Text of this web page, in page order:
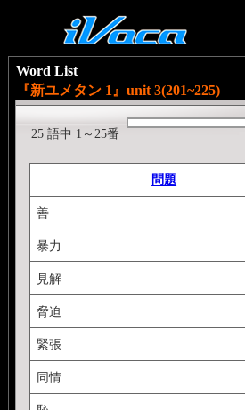
Word List
『新ユメタン 1』unit 3(201~225)
25 語中 1～25番
問題
善
暴力
見解
脅迫
緊張
同情